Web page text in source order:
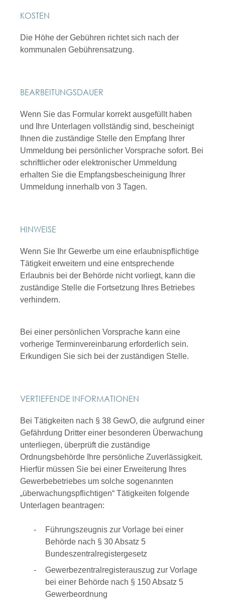
KOSTEN
Die Höhe der Gebühren richtet sich nach der
kommunalen Gebührensatzung.
BEARBEITUNGSDAUER
Wenn Sie das Formular korrekt ausgefüllt haben
und Ihre Unterlagen vollständig sind, bescheinigt
Ihnen die zuständige Stelle den Empfang Ihrer
Ummeldung bei persönlicher Vorsprache sofort. Bei
schriftlicher oder elektronischer Ummeldung
erhalten Sie die Empfangsbescheinigung Ihrer
Ummeldung innerhalb von 3 Tagen.
HINWEISE
Wenn Sie Ihr Gewerbe um eine erlaubnispflichtige
Tätigkeit erweitern und eine entsprechende
Erlaubnis bei der Behörde nicht vorliegt, kann die
zuständige Stelle die Fortsetzung Ihres Betriebes
verhindern.
Bei einer persönlichen Vorsprache kann eine
vorherige Terminvereinbarung erforderlich sein.
Erkundigen Sie sich bei der zuständigen Stelle.
VERTIEFENDE INFORMATIONEN
Bei Tätigkeiten nach § 38 GewO, die aufgrund einer
Gefährdung Dritter einer besonderen Überwachung
unterliegen, überprüft die zuständige
Ordnungsbehörde Ihre persönliche Zuverlässigkeit.
Hierfür müssen Sie bei einer Erweiterung Ihres
Gewerbebetriebes um solche sogenannten
„überwachungspflichtigen“ Tätigkeiten folgende
Unterlagen beantragen:
Führungszeugnis zur Vorlage bei einer
Behörde nach § 30 Absatz 5
Bundeszentralregistergesetz
Gewerbezentralregisterauszug zur Vorlage
bei einer Behörde nach § 150 Absatz 5
Gewerbeordnung